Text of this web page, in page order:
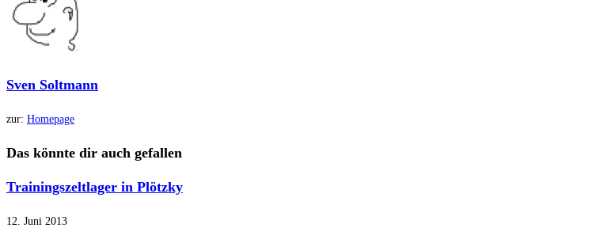
ansehen
Sven Soltmann
zur: Homepage
Das könnte dir auch gefallen
Trainingszeltlager in Plötzky
12. Juni 2013